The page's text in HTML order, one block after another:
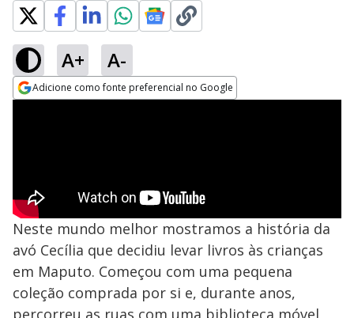
A+ A-
Adicione como fonte preferencial no Google
Neste mundo melhor mostramos a história da
avó Cecília que decidiu levar livros às crianças
em Maputo. Começou com uma pequena
coleção comprada por si e, durante anos,
percorreu as ruas com uma biblioteca móvel